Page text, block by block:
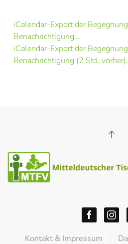
iCalendar-Export der
Benachrichtigung…
iCalendar-Export der
Benachrichtigung (2 Std.
Kontakt & Impressum